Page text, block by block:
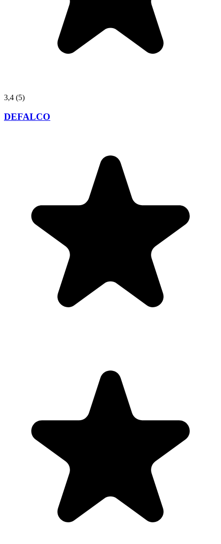
3,4 (5)
DEFALCO